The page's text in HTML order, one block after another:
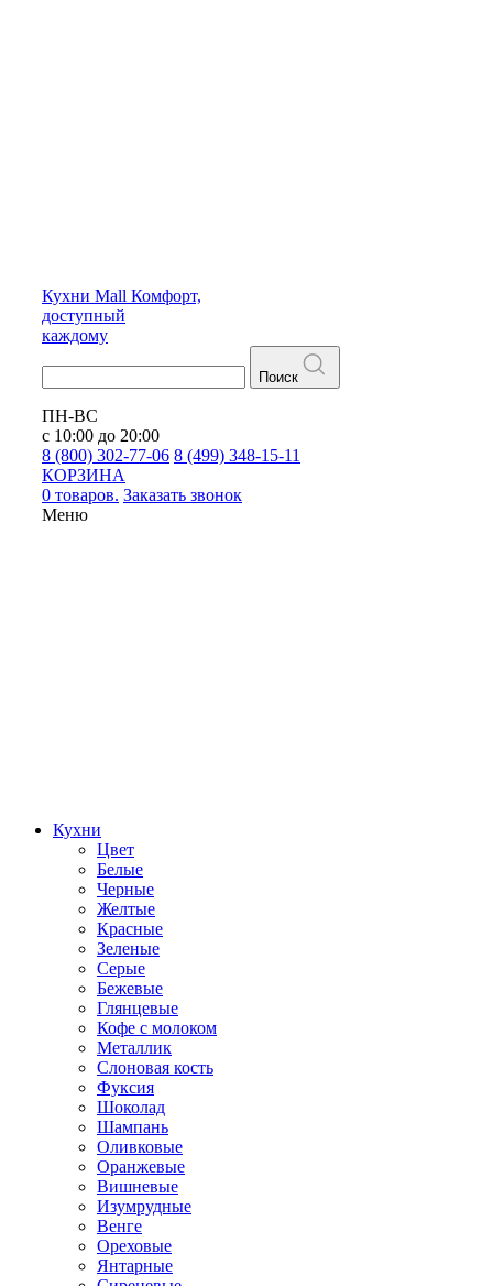
Кухни Mall Комфорт,
доступный
каждому
Поиск
ПН-ВС
с 10:00 до 20:00
8 (800) 302-77-06 8 (499) 348-15-11
КОРЗИНА
0 товаров. Заказать звонок
Меню
Кухни
Цвет
Белые
Черные
Желтые
Красные
Зеленые
Серые
Бежевые
Глянцевые
Кофе с молоком
Металлик
Слоновая кость
Фуксия
Шоколад
Шампань
Оливковые
Оранжевые
Вишневые
Изумрудные
Венге
Ореховые
Янтарные